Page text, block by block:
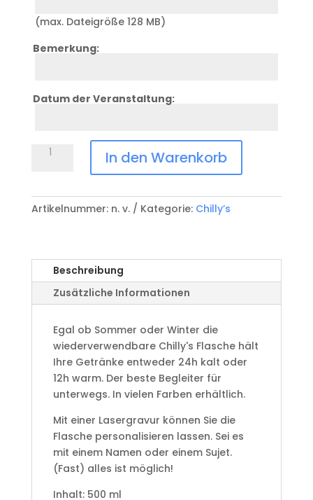
(max. Dateigröße 128 MB)
Bemerkung:
Datum der Veranstaltung:
Chilly's
0.5L
Abyss
In den Warenkorb
Artikelnummer: n. v. Kategorie: Chilly’s
Beschreibung
Zusätzliche Informationen
Egal ob Sommer oder Winter die
wiederverwendbare Chilly's Flasche hält
Ihre Getränke entweder 24h kalt oder
12h warm. Der beste Begleiter für
unterwegs. In vielen Farben erhältlich.
Mit einer Lasergravur können Sie die
Flasche personalisieren lassen. Sei es
mit einem Namen oder einem Sujet.
(Fast) alles ist möglich!
Inhalt: 500 ml